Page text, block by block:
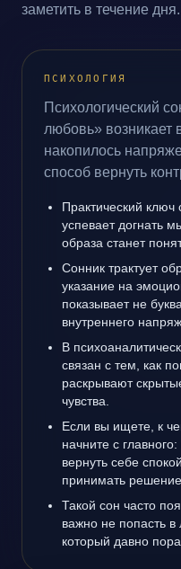
заметить в течение дня.
ПСИХОЛОГИЯ
Психологический
любовь» возникает
накопилось
способ вернуть
Практический ключ
успевает догнать
образа станет
Сонник трактует
указание на
показывает не
внутреннего
В
связан с тем, как
раскрывают
чувства.
Если вы ищете, к
начните с
вернуть себе
принимать решение.
Такой сон часто
важно не попасть в
который давно пора